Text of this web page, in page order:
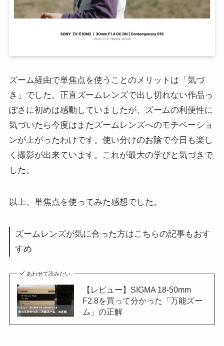
ズーム経由で単焦点を使うことのメリットは「気づ
き」でした。正直ズームレンズで出し切れない作品っ
ぽさに初めは感動していましたが、ズームの利便性に
気づいたら今度はまたズームレンズへのモチベーショ
ンが上がったわけです。使い分けのお陰で今日も楽し
く撮影が出来ています。これが最大の学びと気づきで
した。
以上、単焦点を使ってみた感想でした。
ズームレンズが気に合った方はこちらの記事もおす
すめ
あわせて読みたい
【レビュー】SIGMA 18-50mm
F2.8を買って分かった「万能ズー
ム」の正解